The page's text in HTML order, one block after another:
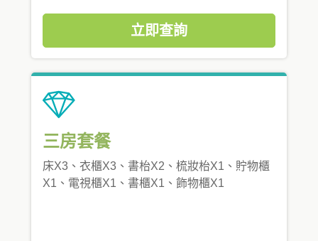
立即查詢
三房套餐
床X3、衣櫃X3、書枱X2、梳妝枱X1、貯物櫃
X1、電視櫃X1、書櫃X1、飾物櫃X1